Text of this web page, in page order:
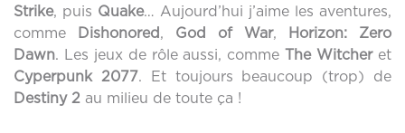
Strike, puis Quake… Aujourd’hui j’aime les aventures,
comme
Dishonored , God of War,
Horizon: Zero
Dawn. Les jeux de rôle aussi, commeThe Witcheret
Cyperpunk 2077. Et toujours beaucoup (trop) de
Destiny 2 au milieu de toute ça !